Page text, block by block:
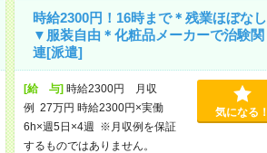
時給2300円！16時まで＊残業ほぼなし
▼服装自由＊化粧品メーカーで治験関
連[派遣]
[給 与]時給2300円 月収
例 27万円 時給2300円×実働
6h×週5日×4週 ※月収例を保証
するものではありません。
気になる！